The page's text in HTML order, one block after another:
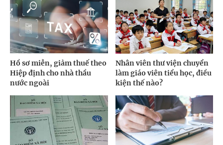
Hồ sơ miễn, giảm thuế theo
Hiệp định cho nhà thầu
nước ngoài
Nhân viên thư viện chuyển
làm giáo viên tiểu học, điều
kiện thế nào?